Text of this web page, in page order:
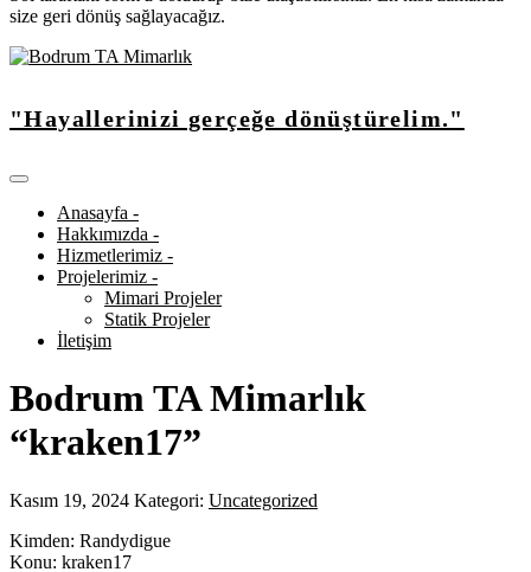
size geri dönüş sağlayacağız.
"Hayallerinizi gerçeğe dönüştürelim."
Anasayfa -
Hakkımızda -
Hizmetlerimiz -
Projelerimiz -
Mimari Projeler
Statik Projeler
İletişim
Bodrum TA Mimarlık
“kraken17”
Kasım 19, 2024 Kategori: Uncategorized
Kimden: Randydigue
Konu: kraken17